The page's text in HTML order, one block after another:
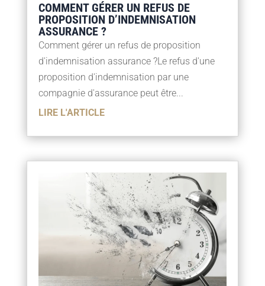
COMMENT GÉRER UN REFUS DE
PROPOSITION D’INDEMNISATION
ASSURANCE ?
Comment gérer un refus de proposition
d'indemnisation assurance ?Le refus d'une
proposition d'indemnisation par une
compagnie d'assurance peut être...
LIRE L'ARTICLE